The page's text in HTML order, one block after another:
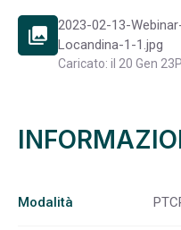
photo_library
2023-02-13-
Locandina-1-1.jpg
Caricato: il 20 Gen 23
Modalità